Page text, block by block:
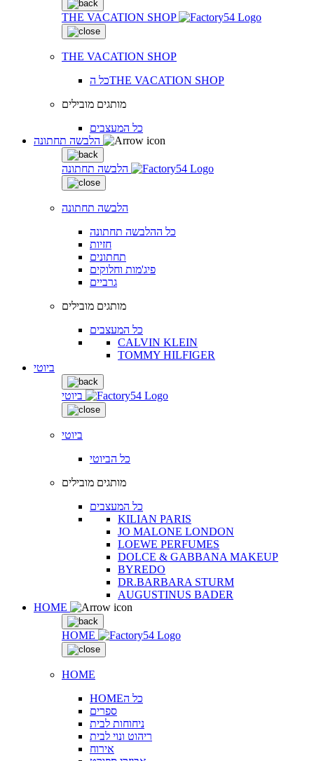
THE VACATION SHOP
THE VACATION SHOP
כל הTHE VACATION SHOP
מותגים מובילים
כל המעצבים
הלבשה תחתונה
הלבשה תחתונה
כל ההלבשה תחתונה
חזיות
תחתונים
פיג'מות וחלוקים
גרביים
מותגים מובילים
כל המעצבים
CALVIN KLEIN
TOMMY HILFIGER
ביוטי
ביוטי
ביוטי
כל הביוטי
מותגים מובילים
כל המעצבים
KILIAN PARIS
JO MALONE LONDON
LOEWE PERFUMES
DOLCE & GABBANA MAKEUP
BYREDO
DR.BARBARA STURM
AUGUSTINUS BADER
HOME
HOME
HOME
HOMEכל ה
ספרים
ניחוחות לבית
ריהוט ונוי לבית
אירוח